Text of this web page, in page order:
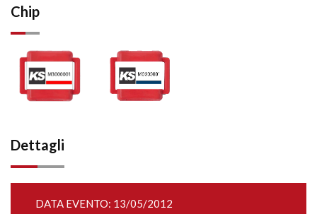
Chip
Dettagli
DATA EVENTO: 13/05/2012